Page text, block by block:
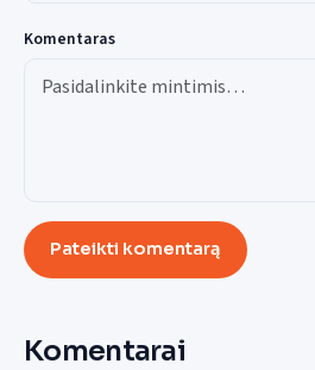
Komentaras
Pateikti komentarą
Komentarai